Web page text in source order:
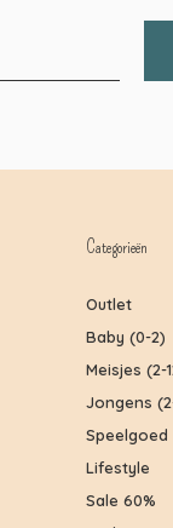
Categorieën
Outlet
Baby (0-2)
Meisjes (2-
Jongens
Speelgoed
Lifestyle
Sale 60%